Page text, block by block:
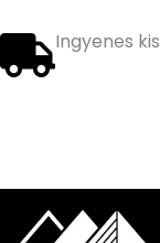
a
tartalomra
Ingyenes